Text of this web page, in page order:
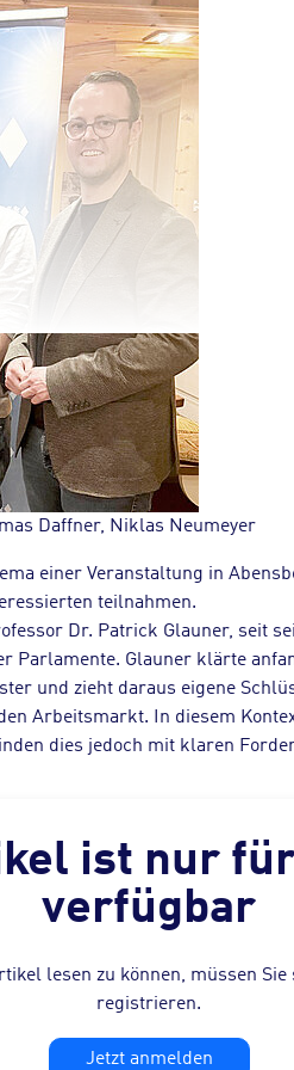
Daffner, Niklas Neumeyer
einer Veranstaltung in
teilnahmen.
Dr. Patrick Glauner, seit
Parlamente. Glauner klärte
und zieht daraus eigene
Arbeitsmarkt. In diesem
dies jedoch mit klaren
ist nur
verfügbar
lesen zu können, müssen
registrieren.
Jetzt anmelden